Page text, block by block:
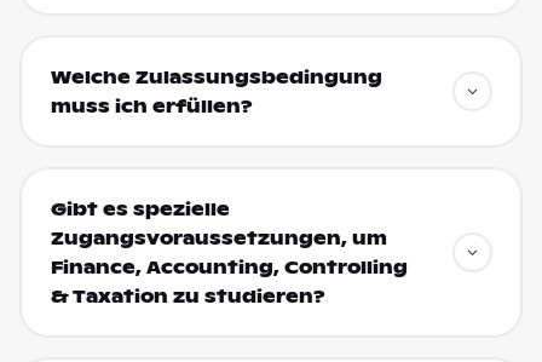
Welche Zulassungsbedingung
muss ich erfüllen?
Gibt es spezielle
Zugangsvoraussetzungen, um
Finance, Accounting, Controlling
& Taxation zu studieren?